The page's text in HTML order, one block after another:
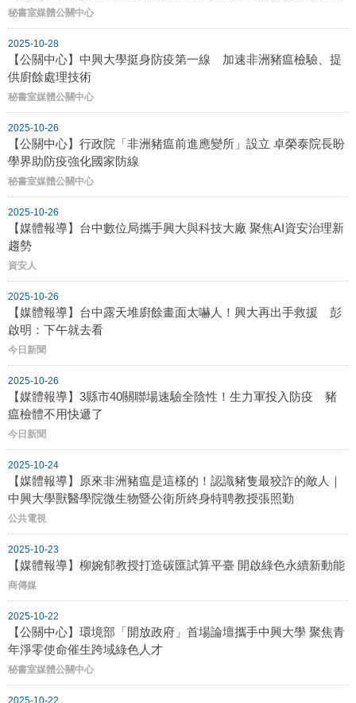
秘書室媒體公關中心
2025-10-28
【公關中心】中興大學挺身防疫第一線 加速非洲豬瘟檢驗、提
供廚餘處理技術
秘書室媒體公關中心
2025-10-26
【公關中心】行政院「非洲豬瘟前進應變所」設立 卓榮泰院長盼
學界助防疫強化國家防線
秘書室媒體公關中心
2025-10-26
【媒體報導】台中數位局攜手興大與科技大廠 聚焦AI資安治理新
趨勢
資安人
2025-10-26
【媒體報導】台中露天堆廚餘畫面太嚇人！興大再出手救援 彭
啟明：下午就去看
今日新聞
2025-10-26
【媒體報導】3縣市40關聯場速驗全陰性！生力軍投入防疫 豬
瘟檢體不用快遞了
今日新聞
2025-10-24
【媒體報導】原來非洲豬瘟是這樣的！認識豬隻最狡詐的敵人｜
中興大學獸醫學院微生物暨公衛所終身特聘教授張照勤
公共電視
2025-10-23
【媒體報導】柳婉郁教授打造碳匯試算平臺 開啟綠色永續新動能
商傳媒
2025-10-22
【公關中心】環境部「開放政府」首場論壇攜手中興大學 聚焦青
年淨零使命催生跨域綠色人才
秘書室媒體公關中心
2025-10-22